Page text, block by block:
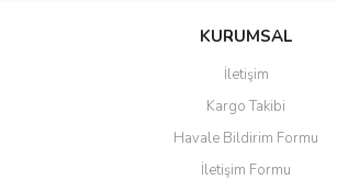
KURUMSAL
İletişim
Kargo Takibi
Havale Bildirim Formu
İletişim Formu